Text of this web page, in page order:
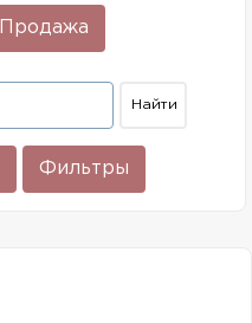
Продажа
Фильтры